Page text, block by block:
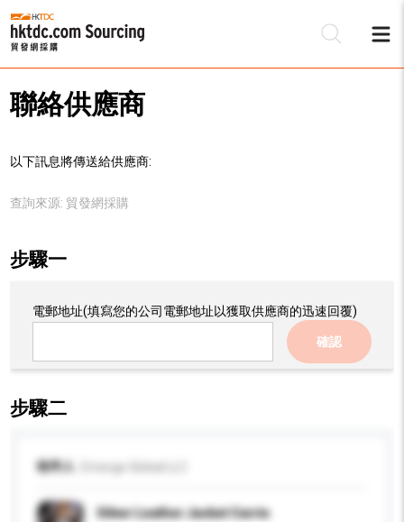
聯絡供應商
以下訊息將傳送給供應商:
查詢來源: 貿發網採購
步驟一
電郵地址(填寫您的公司電郵地址以獲取供應商的迅速回覆)
確認
步驟二
收件人
Silver Leather Jacket Carrie